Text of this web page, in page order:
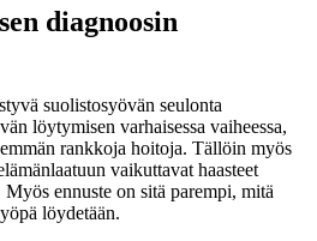
diagnoosin
suolistosyövän seulonta
löytymisen varhaisessa vaiheessa,
rankkoja hoitoja. Tällöin myös
vaikuttavat haasteet
ennuste on sitä parempi, mitä
löydetään.